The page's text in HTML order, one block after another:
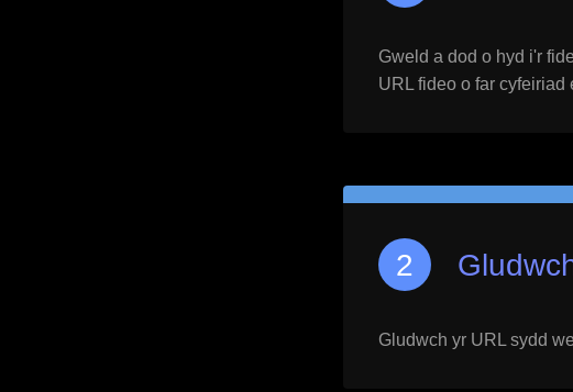
Gweld a dod o hyd i'r
URL fideo o far cyfeiriad
Gludwch yr URL sydd